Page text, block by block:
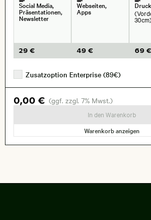
Social Media,
Präsentationen,
Newsletter
29 €
Webseiten,
Apps
49 €
Druck
30cm)
69 €
Zusatzoption Enterprise (89€)
0,00 € (ggf. zzgl. 7% Mwst.)
In den Warenkorb
Warenkorb anzeigen
Luftaufnahm
e von
Psilos G
rem
os Beach,